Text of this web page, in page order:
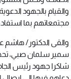
والقيام بالجهود
مجتمعاتهم بما
والقى الدكتور/ هاشم
سمير سلمان صبي،
شاكرا جهود رئيس